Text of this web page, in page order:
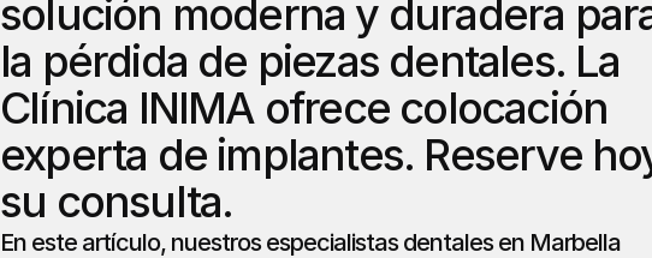
solución moderna y duradera
la pérdida de piezas dentales. La
Clínica INIMA ofrece colocación
experta de implantes. Reserve
su consulta.
En este artículo, nuestros especialistas dentales en Marbella